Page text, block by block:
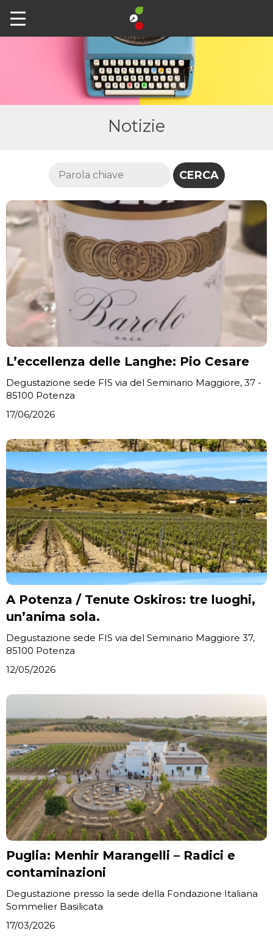
Notizie
L’eccellenza delle Langhe: Pio Cesare
Degustazione sede FIS via del Seminario Maggiore, 37 -
85100 Potenza
17/06/2026
A Potenza / Tenute Oskiros: tre luoghi,
un’anima sola.
Degustazione sede FIS via del Seminario Maggiore 37,
85100 Potenza
12/05/2026
Puglia: Menhir Marangelli – Radici e
contaminazioni
Degustazione presso la sede della Fondazione Italiana
Sommelier Basilicata
17/03/2026